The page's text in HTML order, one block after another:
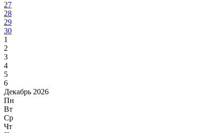
27
28
29
30
1
2
3
4
5
6
Декабрь 2026
Пн
Вт
Ср
Чт